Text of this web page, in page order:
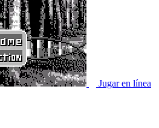
Jugar en línea